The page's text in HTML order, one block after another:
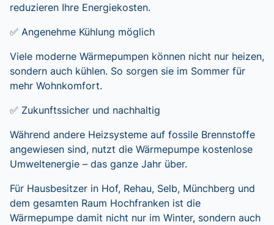
reduzieren Ihre Energiekosten.
✅ Angenehme Kühlung möglich
Viele moderne Wärmepumpen können nicht nur heizen,
sondern auch kühlen. So sorgen sie im Sommer für
mehr Wohnkomfort.
✅ Zukunftssicher und nachhaltig
Während andere Heizsysteme auf fossile Brennstoffe
angewiesen sind, nutzt die Wärmepumpe kostenlose
Umweltenergie – das ganze Jahr über.
Für Hausbesitzer in Hof, Rehau, Selb, Münchberg und
dem gesamten Raum Hochfranken ist die
Wärmepumpe damit nicht nur im Winter, sondern auch